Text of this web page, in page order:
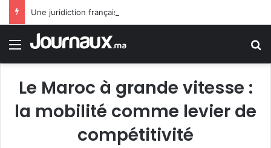
Menu
Le Maroc à grande vitesse :
la mobilité comme levier de
compétitivité